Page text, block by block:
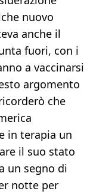
nuovo
anche il
fuori, con i
a vaccinarsi
argomento
che
in terapia un
il suo stato
un segno di
notte per